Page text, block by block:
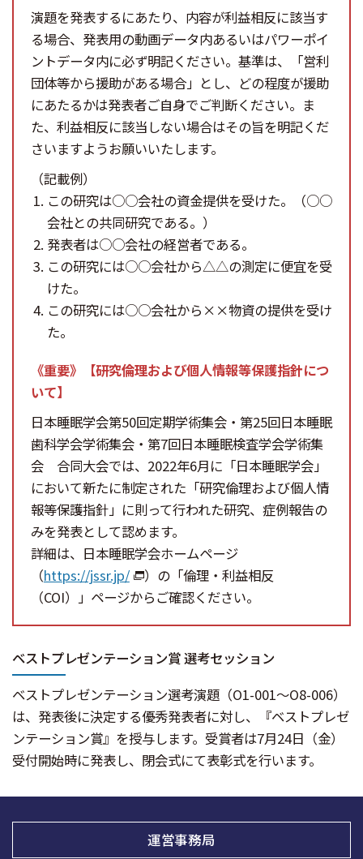
演題を発表するにあたり、内容が利益相反に該当す
る場合、発表用の動画データ内あるいはパワーポイ
ントデータ内に必ず明記ください。基準は、「営利
団体等から援助がある場合」とし、どの程度が援助
にあたるかは発表者ご自身でご判断ください。ま
た、利益相反に該当しない場合はその旨を明記くだ
さいますようお願いいたします。
（記載例）
この研究は○○会社の資金提供を受けた。（○○
会社との共同研究である。）
発表者は○○会社の経営者である。
この研究には○○会社から△△の測定に便宜を受
けた。
この研究には○○会社から××物資の提供を受け
た。
《重要》【研究倫理および個人情報等保護指針につ
いて】
日本睡眠学会第50回定期学術集会・第25回日本睡眠
歯科学会学術集会・第7回日本睡眠検査学会学術集
会 合同大会では、2022年6月に「日本睡眠学会」
において新たに制定された「研究倫理および個人情
報等保護指針」に則って行われた研究、症例報告の
みを発表として認めます。
詳細は、日本睡眠学会ホームページ
（https://jssr.jp/
）の「倫理・利益相反
（COI）」ページからご確認ください。
ベストプレゼンテーション賞 選考セッション
ベストプレゼンテーション選考演題（O1-001～O8-006）
は、発表後に決定する優秀発表者に対し、『ベストプレゼ
ンテーション賞』を授与します。受賞者は7月24日（金）
受付開始時に発表し、閉会式にて表彰式を行います。
運営事務局